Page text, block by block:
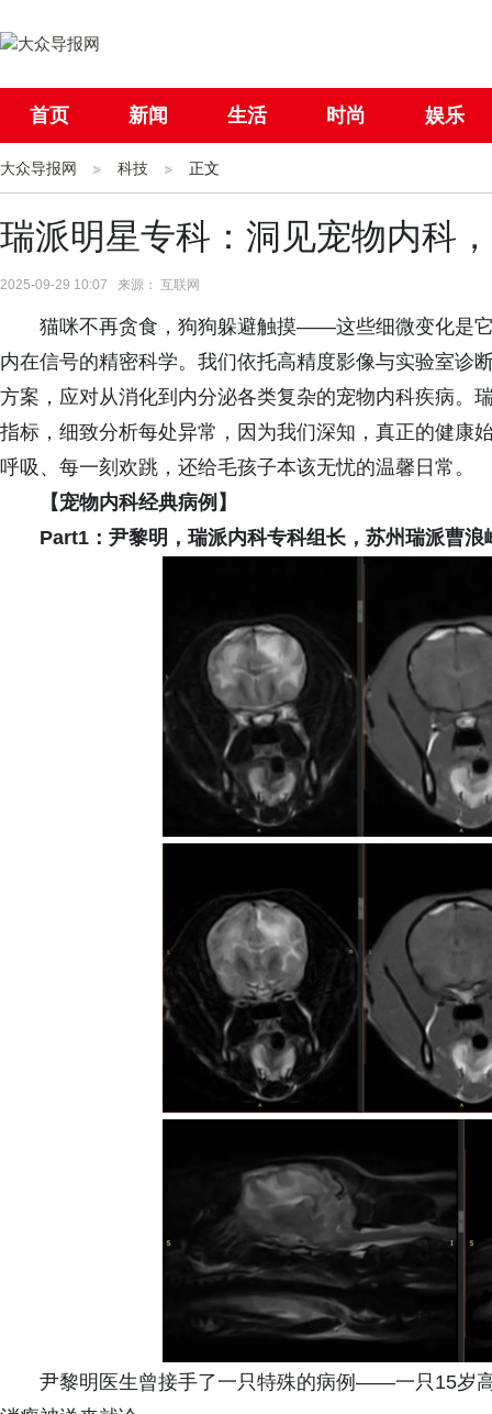
首页 新闻 生活 时尚 娱乐
社会 国际
大众导报网 科技 正文
瑞派明星专科：洞见宠物内科
2025-09-29 10:07 来源： 互联网
猫咪不再贪食，狗狗躲避触摸——这些细微变化是
内在信号的精密科学。我们依托高精度影像与实验室诊
方案，应对从消化到内分泌各类复杂的宠物内科疾病。
指标，细致分析每处异常，因为我们深知，真正的健康
呼吸、每一刻欢跳，还给毛孩子本该无忧的温馨日常。
【宠物内科经典病例】
Part1：尹黎明，瑞派内科专科组长，苏州瑞派曹浪
尹黎明医生曾接手了一只特殊的病例——一只15岁